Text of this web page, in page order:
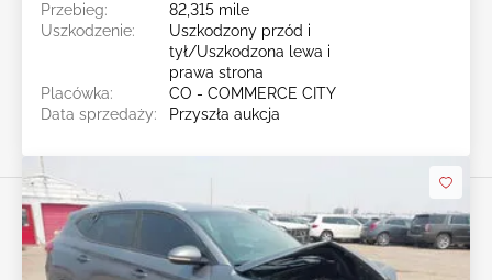
Przebieg:
82,315 mile
Uszkodzenie:
Uszkodzony przód i
tył/Uszkodzona lewa i
prawa strona
Placówka:
CO - COMMERCE CITY
Data sprzedaży:
Przyszła aukcja